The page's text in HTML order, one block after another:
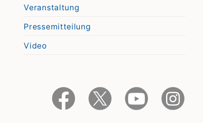
Veranstaltung
Pressemitteilung
Video